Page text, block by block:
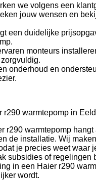
we volgens een
jouw wensen en
een duidelijke
monteurs
onderhoud en
r290 warmtepomp in
r290 warmtepomp hangt
de installatie. Wij
je precies weet waar
subsidies of regelingen
in een Haier r290
wordt.